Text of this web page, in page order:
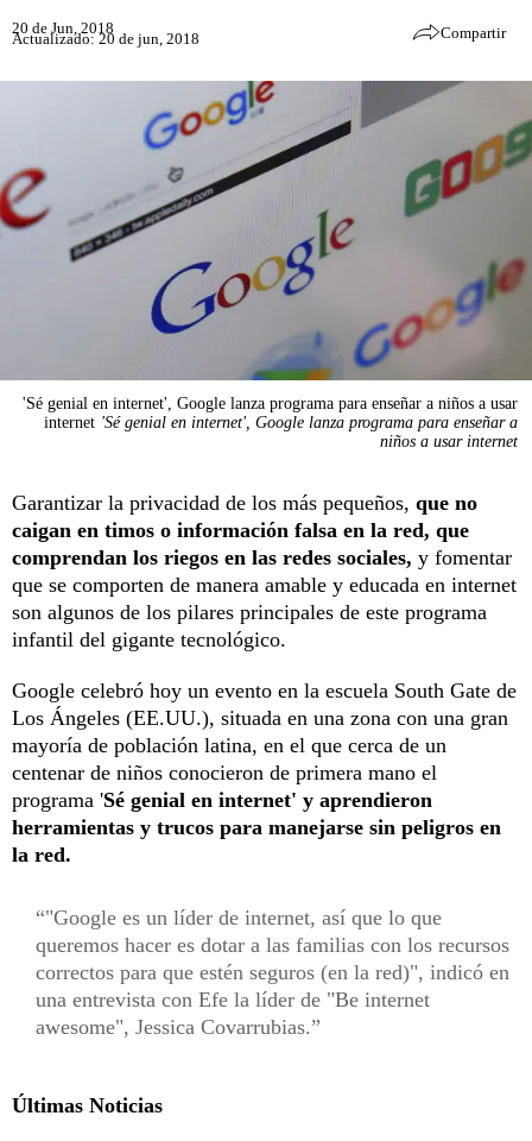
20 de Jun, 2018
Actualizado: 20 de jun, 2018 Compartir
'Sé genial en internet', Google lanza programa para enseñar a niños a usar
internet 'Sé genial en internet', Google lanza programa para enseñar a
niños a usar internet
Garantizar la privacidad de los más pequeños, que no
caigan en timos o información falsa en la red, que
comprendan los riegos en las redes sociales, y fomentar
que se comporten de manera amable y educada en internet
son algunos de los pilares principales de este programa
infantil del gigante tecnológico.
Google celebró hoy un evento en la escuela South Gate de
Los Ángeles (EE.UU.), situada en una zona con una gran
mayoría de población latina, en el que cerca de un
centenar de niños conocieron de primera mano el
programa 'Sé genial en internet' y aprendieron
herramientas y trucos para manejarse sin peligros en
la red.
"Google es un líder de internet, así que lo que
queremos hacer es dotar a las familias con los recursos
correctos para que estén seguros (en la red)", indicó en
una entrevista con Efe la líder de "Be internet
awesome", Jessica Covarrubias.
Últimas Noticias